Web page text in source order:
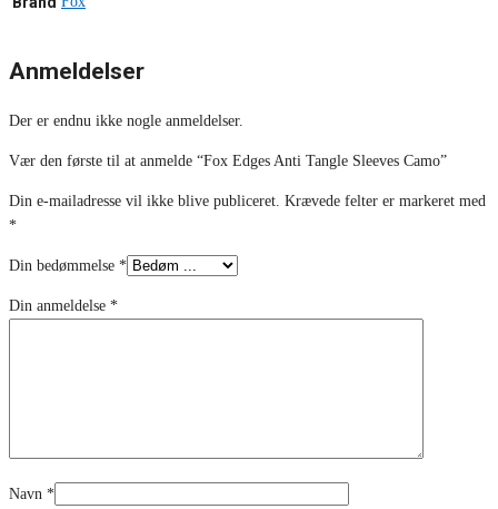
Anmeldelser
Der er endnu ikke nogle anmeldelser.
Vær den første til at anmelde “Fox Edges Anti Tangle Sleeves Camo”
Din e-mailadresse vil ikke blive publiceret. Krævede felter er markeret med
*
Din bedømmelse *
Din anmeldelse *
Navn *